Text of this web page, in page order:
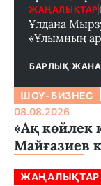
ЖАҢАЛЫҚТАР
Ұлдана
«Ұлымның
БАРЛЫҚ
ШОУ-БИЗНЕС
08.08.2026
«Ақ көйлек
Майғазиев
ЖАҢАЛЫҚТАР